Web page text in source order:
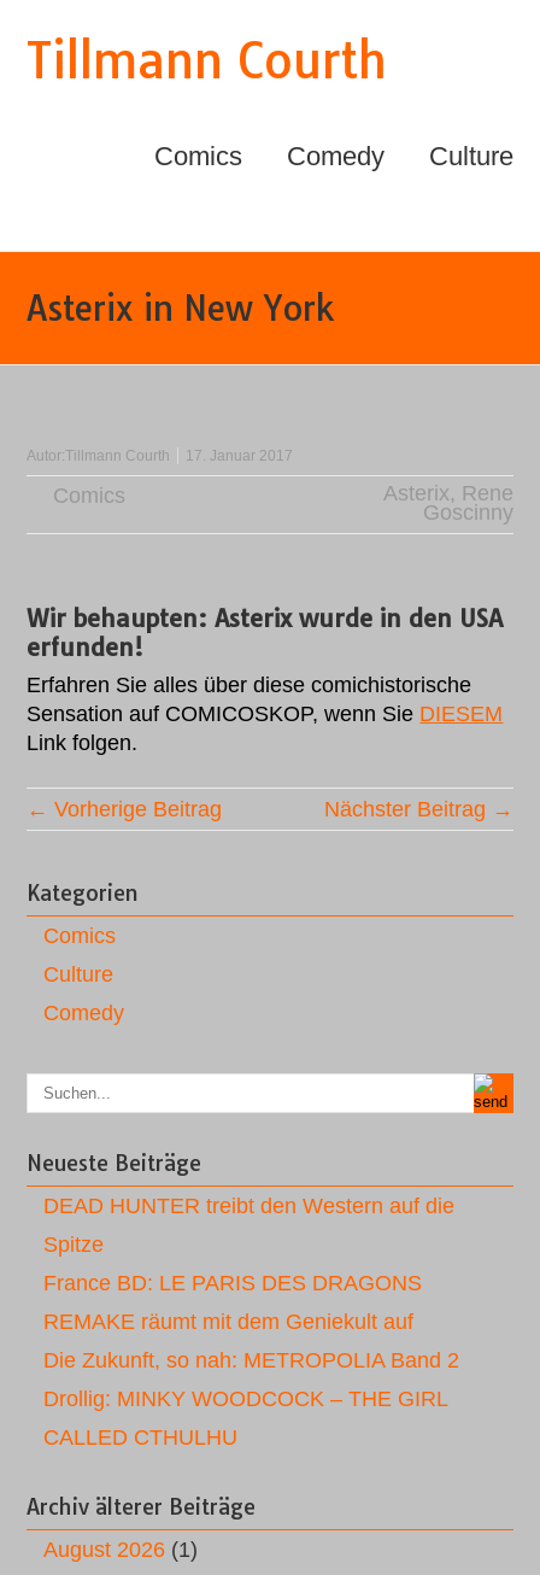
Tillmann Courth
Comics Comedy Culture
Asterix in New York
Autor:Tillmann Courth 17. Januar 2017
Comics Asterix, Rene
Goscinny
Wir behaupten: Asterix wurde in den USA
erfunden!
Erfahren Sie alles über diese comichistorische
Sensation auf COMICOSKOP, wenn Sie DIESEM
Link folgen.
← Vorherige Beitrag Nächster Beitrag →
Kategorien
Comics
Culture
Comedy
Neueste Beiträge
DEAD HUNTER treibt den Western auf die
Spitze
France BD: LE PARIS DES DRAGONS
REMAKE räumt mit dem Geniekult auf
Die Zukunft, so nah: METROPOLIA Band 2
Drollig: MINKY WOODCOCK – THE GIRL
CALLED CTHULHU
Archiv älterer Beiträge
August 2026 (1)